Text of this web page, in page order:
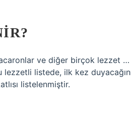
ve diğer birçok lezzet …
lezzetli listede, ilk kez
listelenmiştir.